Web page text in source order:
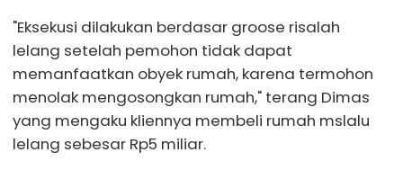
"Eksekusi dilakukan berdasar groose risalah
lelang setelah pemohon tidak dapat
memanfaatkan obyek rumah, karena termohon
menolak mengosongkan rumah," terang Dimas
yang mengaku kliennya membeli rumah mslalu
lelang sebesar Rp5 miliar.